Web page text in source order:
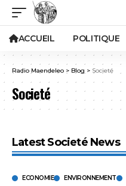
ACCUEIL POLITIQUE
Radio Maendeleo > Blog > Societé
Societé
Latest Societé News
ECONOMIE ENVIRONNEMENT